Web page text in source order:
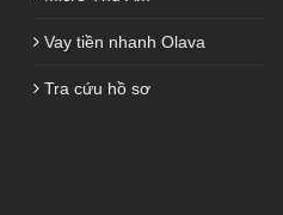
Vay tiền nhanh Olava
Tra cứu hồ sơ